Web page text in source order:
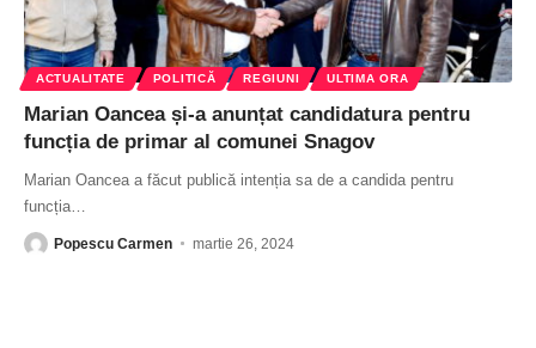
ACTUALITATE POLITICĂ REGIUNI ULTIMA ORA
Marian Oancea și-a anunțat candidatura pentru
funcția de primar al comunei Snagov
Marian Oancea a făcut publică intenția sa de a candida pentru
funcția
Popescu Carmen martie 26, 2024